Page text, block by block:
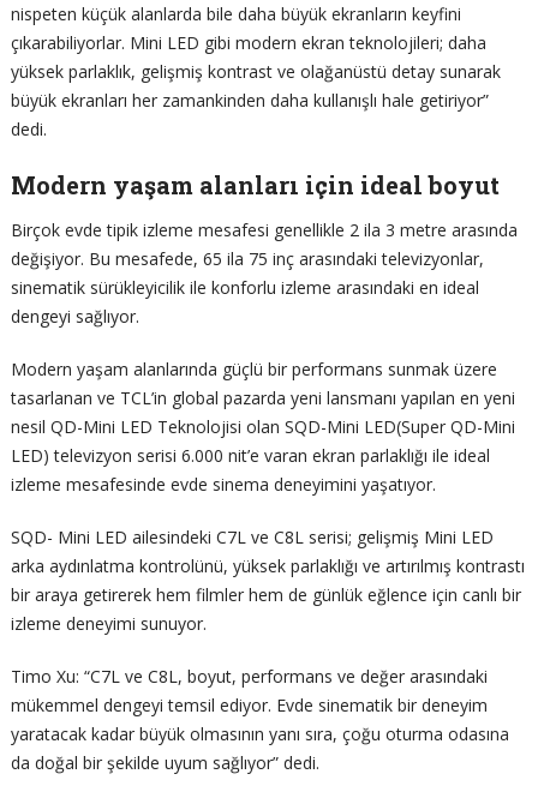
nispeten küçük alanlarda bile daha büyük ekranların keyfini
çıkarabiliyorlar. Mini LED gibi modern ekran teknolojileri; daha
yüksek parlaklık, gelişmiş kontrast ve olağanüstü detay sunarak
büyük ekranları her zamankinden daha kullanışlı hale getiriyor”
dedi.
Modern yaşam alanları için ideal boyut
Birçok evde tipik izleme mesafesi genellikle 2 ila 3 metre arasında
değişiyor. Bu mesafede, 65 ila 75 inç arasındaki televizyonlar,
sinematik sürükleyicilik ile konforlu izleme arasındaki en ideal
dengeyi sağlıyor.
Modern yaşam alanlarında güçlü bir performans sunmak üzere
tasarlanan ve TCL’in global pazarda yeni lansmanı yapılan en yeni
nesil QD-Mini LED Teknolojisi olan SQD-Mini LED(Super QD-Mini
LED) televizyon serisi 6.000 nit’e varan ekran parlaklığı ile ideal
izleme mesafesinde evde sinema deneyimini yaşatıyor.
SQD- Mini LED ailesindeki C7L ve C8L serisi; gelişmiş Mini LED
arka aydınlatma kontrolünü, yüksek parlaklığı ve artırılmış kontrastı
bir araya getirerek hem filmler hem de günlük eğlence için canlı bir
izleme deneyimi sunuyor.
Timo Xu: “C7L ve C8L, boyut, performans ve değer arasındaki
mükemmel dengeyi temsil ediyor. Evde sinematik bir deneyim
yaratacak kadar büyük olmasının yanı sıra, çoğu oturma odasına
da doğal bir şekilde uyum sağlıyor” dedi.